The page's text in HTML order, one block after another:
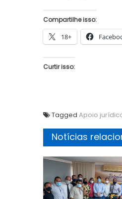
Compartilhe isso:
18+
Curtir isso:
Tagged Apoio
Notícias